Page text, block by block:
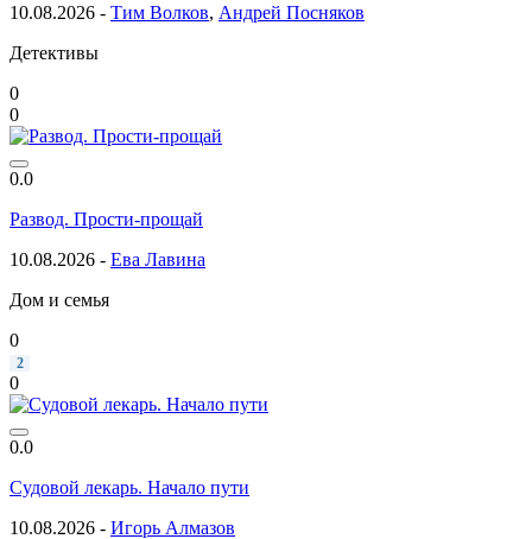
10.08.2026 - Тим Волков, Андрей Посняков
Детективы
0
0
0.0
Развод. Прости-прощай
10.08.2026 - Ева Лавина
Дом и семья
0
2
0
0.0
Судовой лекарь. Начало пути
10.08.2026 - Игорь Алмазов